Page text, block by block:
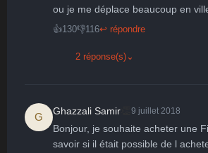
😮 😞 😠
ou je me déplace beaucoup en
👍130👎116↩ répondre
2 réponse(s) ⌄
G
Ghazzali Samir 9 juillet 2018
Bonjour, je souhaite acheter une
savoir si il était possible de l